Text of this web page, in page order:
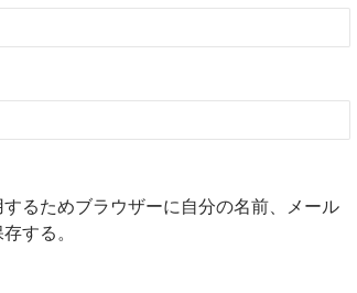
るためブラウザーに自分の名前、メール
する。